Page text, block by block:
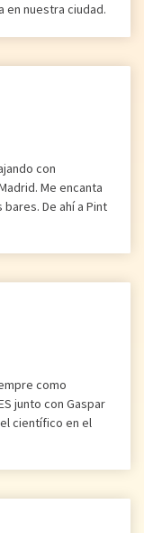
en nuestra ciudad.
con
Me encanta
De ahí a Pint
como
junto con Gaspar
científico en el